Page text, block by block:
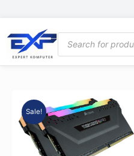
content
Products
search
Sale!